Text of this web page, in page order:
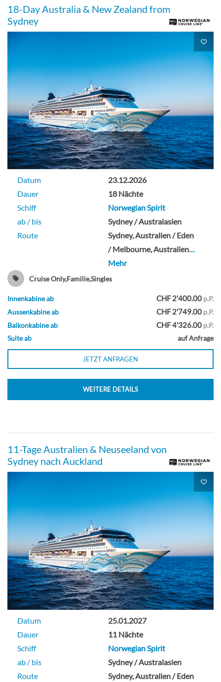
Suite
Deck 10
Suite
Penthouse mit großem Balkon-[SF]
Suite
Penthouse mit großem Balkon-[SH]
Deck 10
Suite
18-Day Australia & New Zealand from
Sydney
Datum
23.12.2026
Dauer
18 Nächte
Schiff
Norwegian Spirit
ab / bis
Sydney / Australasien
Route
Sydney, Australien / Eden
/ Melbourne, Australien…
Mehr
Cruise Only,Familie,Singles
Innenkabine ab CHF 2'400.00 p.P.
Aussenkabine ab
CHF 2'749.00 p.P.
Balkonkabine ab
CHF 4'326.00 p.P.
Suite ab
auf Anfrage
JETZT ANFRAGEN
WEITERE DETAILS
11-Tage Australien & Neuseeland von
Sydney nach Auckland
Datum
25.01.2027
Dauer
11 Nächte
Schiff
Norwegian Spirit
ab / bis
Sydney / Australasien
Route
Sydney, Australien / Eden